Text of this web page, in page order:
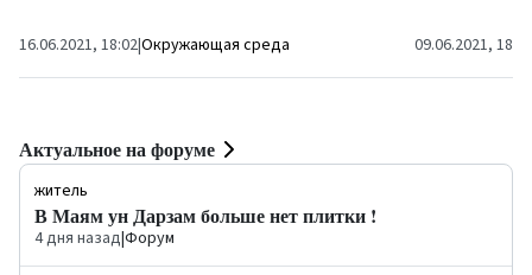
прогнозируют синоптики.
16.06.2021, 18:02|Окружающая среда
09.06.2021, 18:09
Актуальное на форуме
житель
В Маям ун Дарзам больше нет плитки !
4 дня назад|Форум